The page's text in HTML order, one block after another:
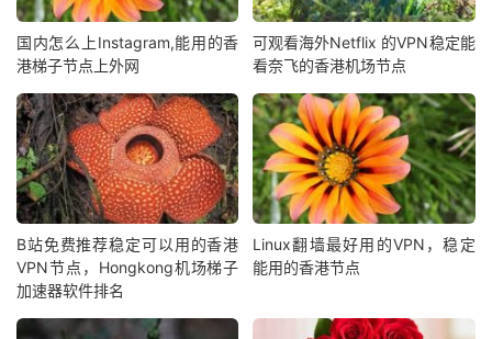
国内怎么上Instagram,能用的香
港梯子节点上外网
可观看海外Netflix 的VPN稳定能
看奈飞的香港机场节点
B站免费推荐稳定可以用的香港
VPN节点，Hongkong机场梯子
加速器软件排名
Linux翻墙最好用的VPN，稳定
能用的香港节点